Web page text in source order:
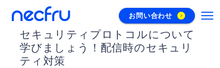
お問い合わせ
セキュリティプロトコルについて
学びましょう！配信時のセキュリ
ティ対策